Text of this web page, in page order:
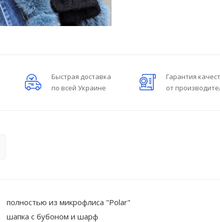
Быстрая доставка
по всей Украине
Гарантия
от
полностью из микрофлиса "Polar"
шапка с бубоном и шарф